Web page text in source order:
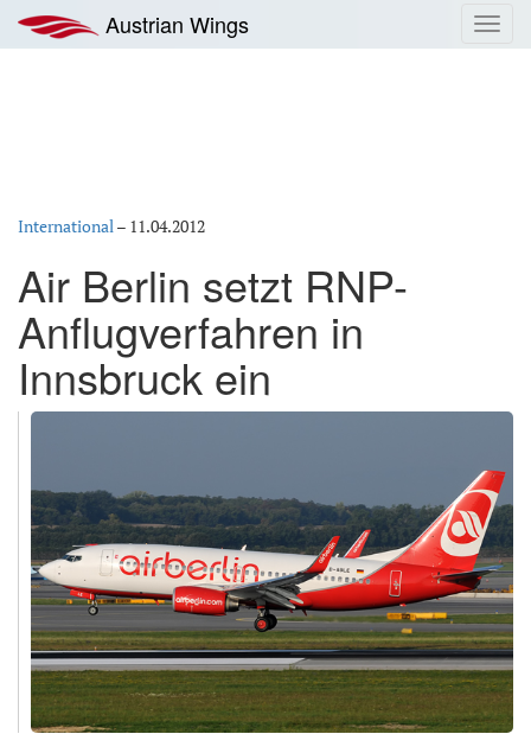
Inhalt
springen
Austrian Wings
International– 11.04.2012
Air Berlin setzt RNP-
Anflugverfahren in
Innsbruck ein